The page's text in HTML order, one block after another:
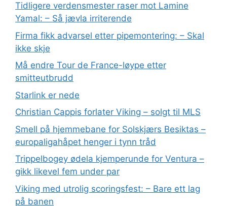
Tidligere verdensmester raser mot Lamine
Yamal: – Så jævla irriterende
Firma fikk advarsel etter pipemontering: – Skal
ikke skje
Må endre Tour de France-løype etter
smitteutbrudd
Starlink er nede
Christian Cappis forlater Viking – solgt til MLS
Smell på hjemmebane for Solskjærs Besiktas –
europaligahåpet henger i tynn tråd
Trippelbogey ødela kjemperunde for Ventura –
gikk likevel fem under par
Viking med utrolig scoringsfest: – Bare ett lag
på banen